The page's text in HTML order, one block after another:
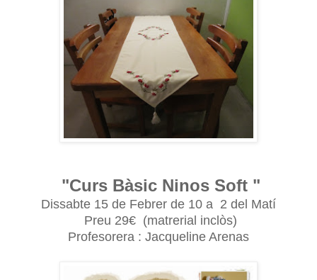
"Curs Bàsic Ninos Soft "
Dissabte 15 de Febrer de 10 a 2 del Matí
Preu 29€ (matrerial inclòs)
Profesorera : Jacqueline Arenas